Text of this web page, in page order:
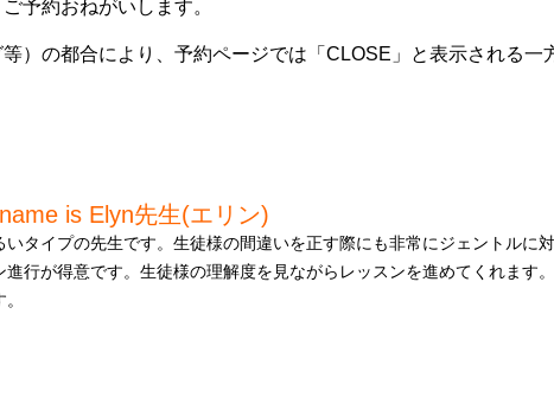
予約おねがいします。
）の都合により、予約ページでは「CLOSE」と表示される一
is Elyn先生(エリン)
いタイプの先生です。生徒様の間違いを正す際にも非常にジェントルに
進行が得意です。生徒様の理解度を見ながらレッスンを進めてくれます